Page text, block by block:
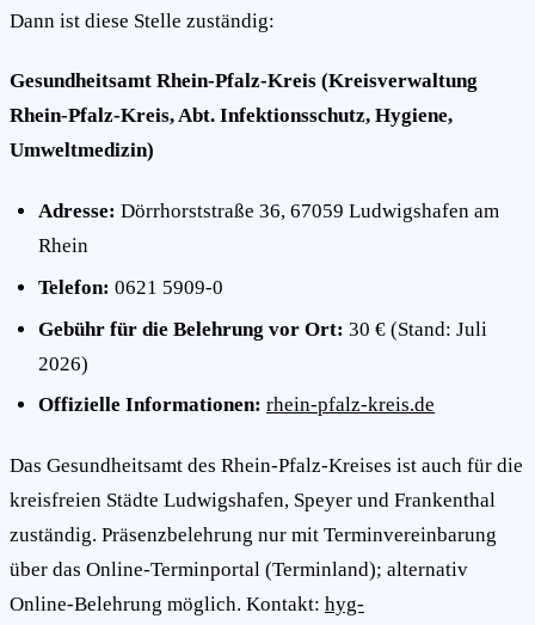
Dann ist diese Stelle zuständig:
Gesundheitsamt Rhein-Pfalz-Kreis (Kreisverwaltung
Rhein-Pfalz-Kreis, Abt. Infektionsschutz, Hygiene,
Umweltmedizin)
Adresse: Dörrhorststraße 36, 67059 Ludwigshafen am
Rhein
Telefon: 0621 5909-0
Gebühr für die Belehrung vor Ort: 30 € (Stand: Juli
2026)
Offizielle Informationen: rhein-pfalz-kreis.de
Das Gesundheitsamt des Rhein-Pfalz-Kreises ist auch für die
kreisfreien Städte Ludwigshafen, Speyer und Frankenthal
zuständig. Präsenzbelehrung nur mit Terminvereinbarung
über das Online-Terminportal (Terminland); alternativ
Online-Belehrung möglich. Kontakt: hyg-